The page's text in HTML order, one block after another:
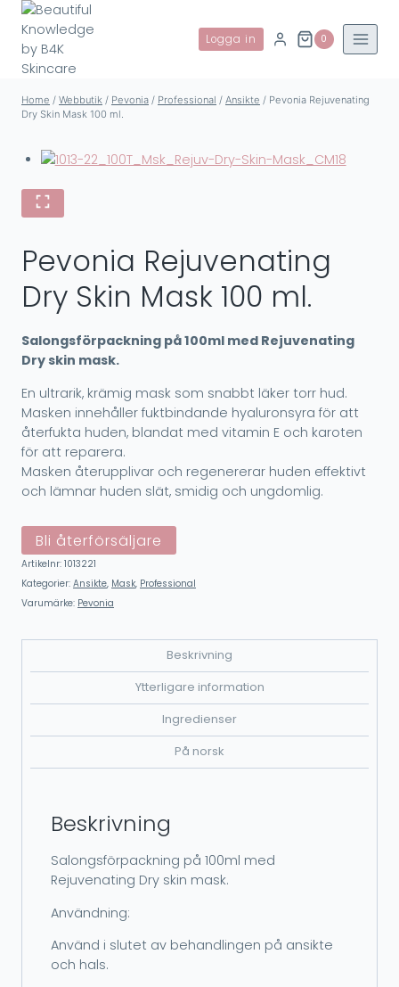
Skip
content
Logga in 0
Home / Webbutik / Pevonia / Professional / Ansikte / Pevonia Rejuvenating
Dry Skin Mask 100 ml.
Pevonia Rejuvenating
Dry Skin Mask 100 ml.
Salongsförpackning på 100ml med Rejuvenating
Dry skin mask.
En ultrarik, krämig mask som snabbt läker torr hud.
Masken innehåller fuktbindande hyaluronsyra för att
återfukta huden, blandat med vitamin E och karoten
för att reparera.
Masken återupplivar och regenererar huden effektivt
och lämnar huden slät, smidig och ungdomlig.
Bli återförsäljare
Artikelnr: 1013221
Kategorier: Ansikte, Mask, Professional
Varumärke: Pevonia
Beskrivning
Ytterligare information
Ingredienser
På norsk
Beskrivning
Salongsförpackning på 100ml med
Rejuvenating Dry skin mask.
Användning:
Använd i slutet av behandlingen på ansikte
och hals.